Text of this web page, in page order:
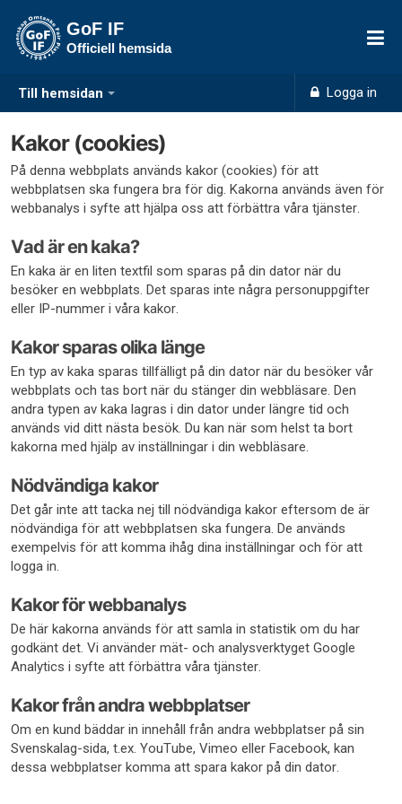
Till hemsidan Logga in
GoF IF
Officiell hemsida
Kakor (cookies)
På denna webbplats används kakor (cookies) för att
webbplatsen ska fungera bra för dig. Kakorna används även för
webbanalys i syfte att hjälpa oss att förbättra våra tjänster.
Vad är en kaka?
En kaka är en liten textfil som sparas på din dator när du
besöker en webbplats. Det sparas inte några personuppgifter
eller IP-nummer i våra kakor.
Kakor sparas olika länge
En typ av kaka sparas tillfälligt på din dator när du besöker vår
webbplats och tas bort när du stänger din webbläsare. Den
andra typen av kaka lagras i din dator under längre tid och
används vid ditt nästa besök. Du kan när som helst ta bort
kakorna med hjälp av inställningar i din webbläsare.
Nödvändiga kakor
Det går inte att tacka nej till nödvändiga kakor eftersom de är
nödvändiga för att webbplatsen ska fungera. De används
exempelvis för att komma ihåg dina inställningar och för att
logga in.
Kakor för webbanalys
De här kakorna används för att samla in statistik om du har
godkänt det. Vi använder mät- och analysverktyget Google
Analytics i syfte att förbättra våra tjänster.
Kakor från andra webbplatser
Om en kund bäddar in innehåll från andra webbplatser på sin
Svenskalag-sida, t.ex. YouTube, Vimeo eller Facebook, kan
dessa webbplatser komma att spara kakor på din dator.